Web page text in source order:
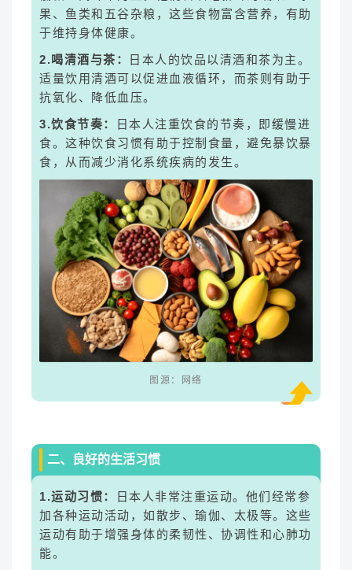
果、鱼类和五谷杂粮，这些食物富含营养，有助
于维持身体健康。
2.喝清酒与茶：
日本人的饮品以清酒和茶为主。
适量饮用清酒可以促进血液循环，而茶则有助于
抗氧化、降低血压。
3.饮食节奏：
日本人注重饮食的节奏，即缓慢进
食。这种饮食习惯有助于控制食量，避免暴饮暴
食，从而减少消化系统疾病的发生。
图源：网络
二、良好的生活习惯
1.运动习惯：
日本人非常注重运动。他们经常参
加各种运动活动，如散步、瑜伽、太极等。这些
运动有助于增强身体的柔韧性、协调性和心肺功
能。